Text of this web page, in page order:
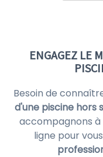
ENGAGEZ LE
Besoin de
d'une piscine hors
accompagnons
ligne pour